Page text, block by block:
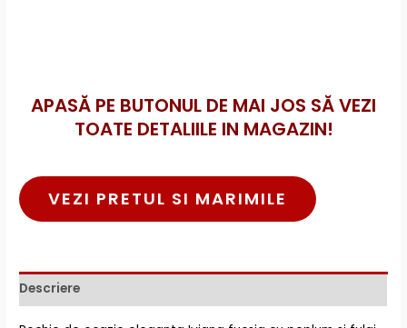
APASĂ PE BUTONUL DE MAI JOS SĂ VEZI
TOATE DETALIILE IN MAGAZIN!
VEZI PRETUL SI MARIMILE
Descriere